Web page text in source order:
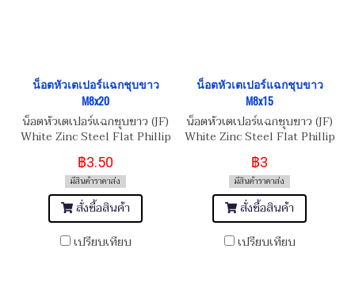
น็อตหัวเตเปอร์แฉกชุบขาว
M8x20
น็อตหัวเตเปอร์แฉกชุบขาว (JF)
White Zinc Steel Flat Phillip
M8x1.25x20
฿3.50
มีสินค้าราคาส่ง
สั่งซื้อสินค้า
เปรียบเทียบ
น็อตหัวเตเปอร์แฉกชุบขาว
M8x15
น็อตหัวเตเปอร์แฉกชุบขาว (JF)
White Zinc Steel Flat Phillip
M8x1.25x15
฿3
มีสินค้าราคาส่ง
สั่งซื้อสินค้า
เปรียบเทียบ